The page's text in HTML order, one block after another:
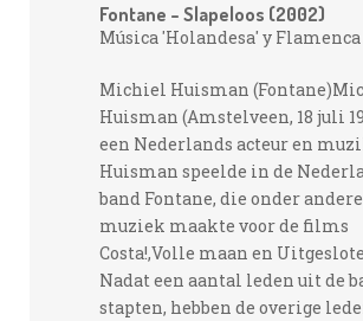
Fontane – Slapeloos (2002)
Música 'Holandesa' y Flamenca
Michiel Huisman
Huisman (Amstelveen, 18 juli
een Nederlands acteur en
Huisman speelde in de
band Fontane, die onder
muziek maakte voor de films
Costa!,Volle maan en
Nadat een aantal leden uit de
stapten, hebben de overige